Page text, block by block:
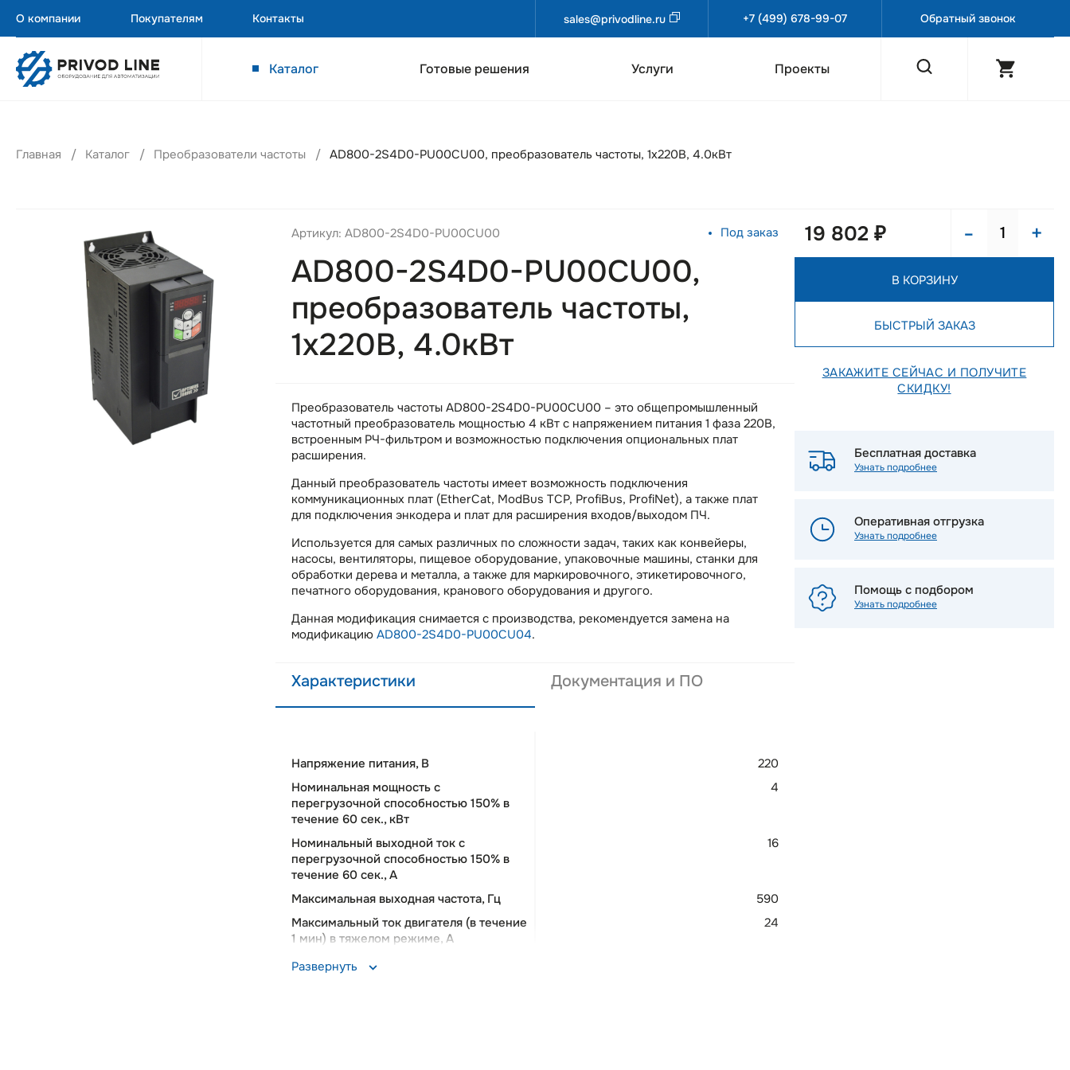
О компании Покупателям Контакты sales@privodline.ru +7 (499) 678-99-07 Обратный звонок
Каталог Готовые решения Услуги Проекты
Главная Каталог Преобразователи частоты AD800-2S4D0-PU00CU00, преобразователь частоты, 1х220В, 4.0кВт
Артикул: AD800-2S4D0-PU00CU00 Под заказ
AD800-2S4D0-PU00CU00,
преобразователь частоты,
1х220В, 4.0кВт
Преобразователь частоты AD800-2S4D0-PU00CU00 – это общепромышленный
частотный преобразователь мощностью 4 кВт с напряжением питания 1 фаза 220В,
встроенным РЧ-фильтром и возможностью подключения опциональных плат
расширения.
Данный преобразователь частоты имеет возможность подключения
коммуникационных плат (EtherCat, ModBus TCP, ProfiBus, ProfiNet), а также плат
для подключения энкодера и плат для расширения входов/выходом ПЧ.
Используется для самых различных по сложности задач, таких как конвейеры,
насосы, вентиляторы, пищевое оборудование, упаковочные машины, станки для
обработки дерева и металла, а также для маркировочного, этикетировочного,
печатного оборудования, кранового оборудования и другого.
Данная модификация снимается с производства, рекомендуется замена на
модификацию AD800-2S4D0-PU00CU04.
Характеристики Документация и ПО
Напряжение питания, В
220
Номинальная мощность c
перегрузочной способностью 150% в
течение 60 сек., кВт
4
Номинальный выходной ток c
перегрузочной способностью 150% в
течение 60 сек., A
16
Максимальная выходная частота, Гц
590
Максимальный ток двигателя (в течение
1 мин) в тяжелом режиме, А
24
Количество дискретных входов/
выходов, шт.
Развернуть
19 802 ₽ - +
В КОРЗИНУ
БЫСТРЫЙ ЗАКАЗ
ЗАКАЖИТЕ СЕЙЧАС И ПОЛУЧИТЕ
СКИДКУ!
Бесплатная доставка
Узнать подробнее
Оперативная отгрузка
Узнать подробнее
Помощь с подбором
Узнать подробнее